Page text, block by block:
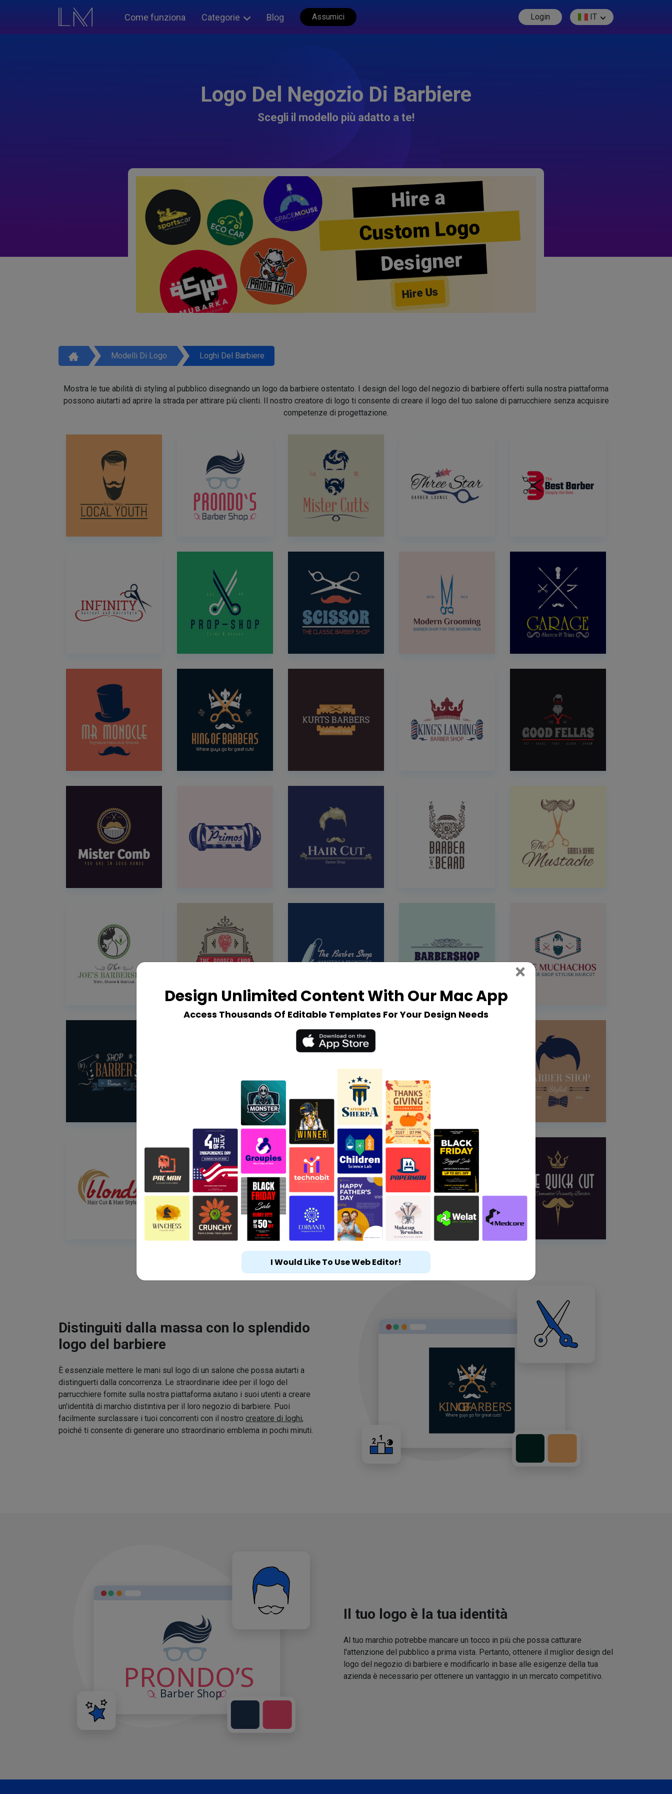
Come funziona Categorie Blog Assumici Login IT
Logo Del Negozio Di Barbiere
Scegli il modello più adatto a te!
Hire a
Custom Logo
Designer
Hire Us
Modelli Di Logo Loghi Del Barbiere
Mostra le tue abilità di styling al pubblico disegnando un logo da barbiere ostentato. I design del logo del negozio di barbiere offerti sulla nostra piattaforma
possono aiutarti ad aprire la strada per attirare più clienti. Il nostro creatore di logo ti consente di creare il logo del tuo salone di parrucchiere senza acquisire
competenze di progettazione.
Distinguiti dalla massa con lo splendido
logo del barbiere
È essenziale mettere le mani sul logo di un salone che possa aiutarti a
distinguerti dalla concorrenza. Le straordinarie idee per il logo del
parrucchiere fornite sulla nostra piattaforma aiutano i suoi utenti a creare
un'identità di marchio distintiva per il loro negozio di barbiere. Puoi
facilmente surclassare i tuoi concorrenti con il nostro creatore di loghi,
poiché ti consente di generare uno straordinario emblema in pochi minuti.
Il tuo logo è la tua identità
Al tuo marchio potrebbe mancare un tocco in più che possa catturare
l'attenzione del pubblico a prima vista. Pertanto, ottenere il miglior design del
logo del negozio di barbiere e modificarlo in base alle esigenze della tua
azienda è necessario per ottenere un vantaggio in un mercato competitivo.
Design Unlimited Content With Our Mac App
Access Thousands Of Editable Templates For Your Design Needs
× Close
I Would Like To Use Web Editor!